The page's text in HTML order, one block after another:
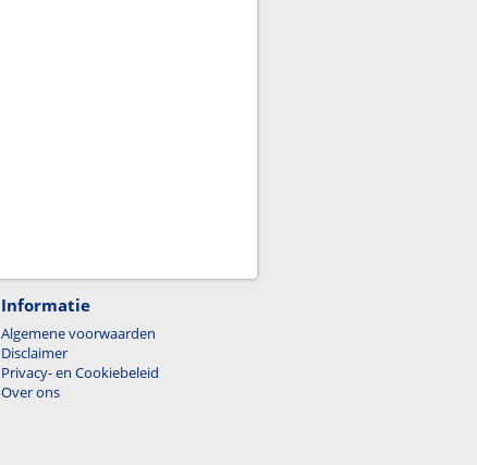
Informatie
Algemene voorwaarden
Disclaimer
Privacy- en Cookiebeleid
Over ons